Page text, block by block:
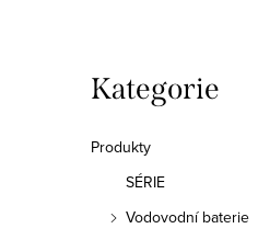
o
s
Přeskočit
kategorie
Kategorie
Produkty
SÉRIE
Vodovodní baterie